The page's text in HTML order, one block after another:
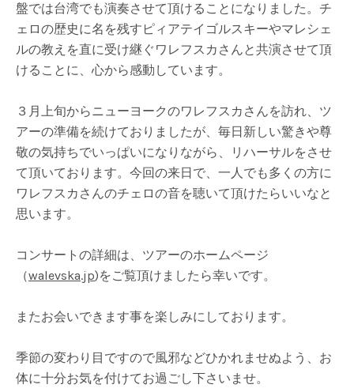
盤では台湾でも演奏させて頂けることになりました。チ
ェロの歴史に名を残すピィアテイゴルスキーやマレシェ
ルの教えを直に受け継ぐワレフスカさんと共演させて頂
けることに、心から感動しています。
３月上旬からニューヨークのワレフスカさんを訪れ、ツ
アーの準備を続けておりましたが、毎日新しい驚きや尊
敬の気持ちでいっぱいになりながら、リハーサルをさせ
て頂いております。今回の来日で、一人でも多くの方に
ワレフスカさんのチェロの音を聴いて頂けたらいいなと
思います。
コンサートの詳細は、ツアーのホームページ
（walevska.jp)をご覧頂けましたら幸いです。
またお会いできます事を楽しみにしております。
季節の変わり目ですので風邪などひかれませぬよう、お
体に十分お気を付けてお過ごし下さいませ。